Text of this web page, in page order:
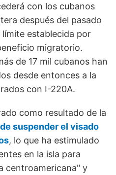
con los cubanos
después del pasado
establecida por
migratorio.
de 17 mil cubanos han
desde entonces a la
con I-220A.
como resultado de la
suspender el visado
, lo que ha estimulado
en la isla para
centroamericana" y